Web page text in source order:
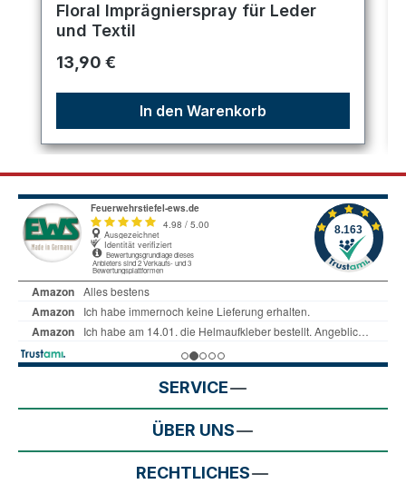
Floral Imprägnierspray für Leder
und Textil
Regulärer Preis:
13,90 €
In den Warenkorb
SERVICE
ÜBER UNS
RECHTLICHES